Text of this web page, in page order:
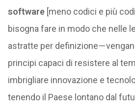
software [meno codici e più
bisogna fare in modo che nelle
astratte per definizione —
principi capaci di resistere al
imbrigliare innovazione e
tenendo il Paese lontano dal